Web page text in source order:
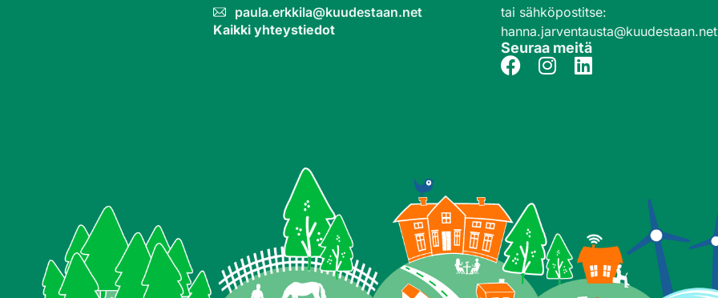
paula.erkkila@kuudestaan.net
Kaikki yhteystiedot
tai sähköpostitse:
hanna.jarventausta@kuudestaan.net
Seuraa meitä